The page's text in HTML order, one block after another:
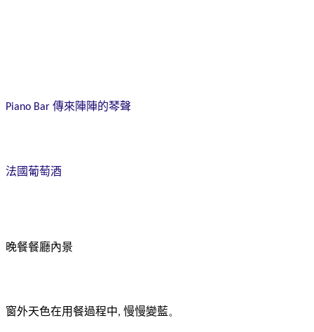
Piano Bar 傳來陣陣的琴聲
法國葡萄酒
晚餐餐廳內景
窗外天色在用餐過程中, 慢慢變藍。